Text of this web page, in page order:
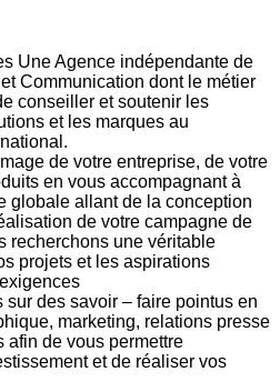
Une Agence indépendante de
Communication dont le métier
conseiller et soutenir les
et les marques au
de votre entreprise, de votre
en vous accompagnant à
globale allant de la conception
de votre campagne de
recherchons une véritable
projets et les aspirations
sur des savoir – faire pointus en
marketing, relations presse
afin de vous permettre
et de réaliser vos